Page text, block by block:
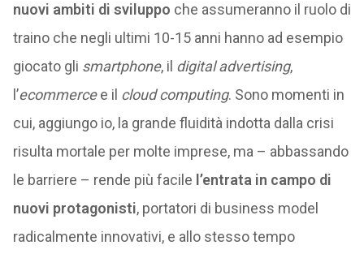
nuovi ambiti di sviluppo che assumeranno il ruolo di
traino che negli ultimi 10-15 anni hanno ad esempio
giocato gli smartphone, il digital advertising,
l’ecommercee il cloud computing. Sono momenti in
cui, aggiungo io, la grande fluidità indotta dalla crisi
risulta mortale per molte imprese, ma – abbassando
le barriere – rende più facile l’entrata in campo di
nuovi protagonisti, portatori di business model
radicalmente innovativi, e allo stesso tempo